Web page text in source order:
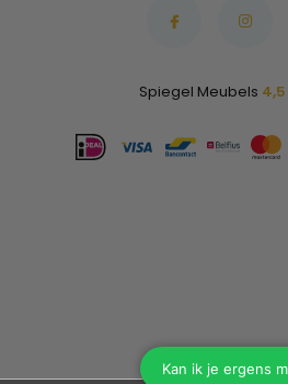
Spiegel Meubels 4,5